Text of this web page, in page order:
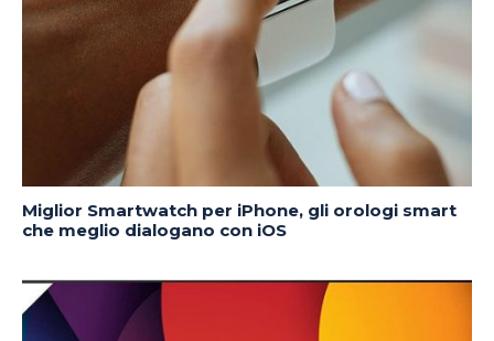
Miglior Smartwatch per iPhone, gli orologi smart
che meglio dialogano con iOS